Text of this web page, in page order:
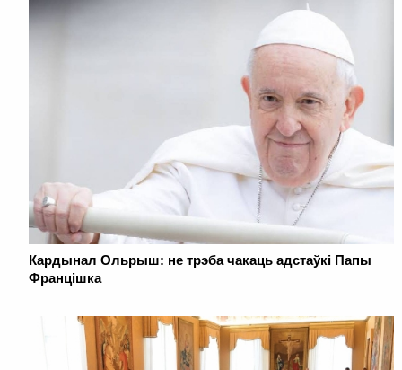
Кардынал Ольрыш: не трэба чакаць адстаўкі Папы
Францішка